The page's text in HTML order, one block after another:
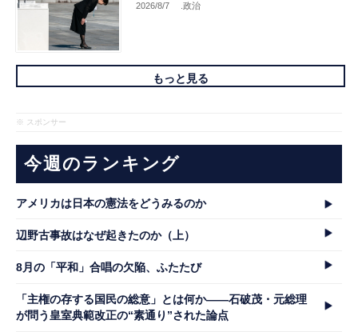
2026/8/7 .政治
もっと見る
※ スポンサー
今週のランキング
アメリカは日本の憲法をどうみるのか
辺野古事故はなぜ起きたのか（上）
8月の「平和」合唱の欠陥、ふたたび
「主権の存する国民の総意」とは何か――石破茂・元総理
が問う皇室典範改正の“素通り”された論点